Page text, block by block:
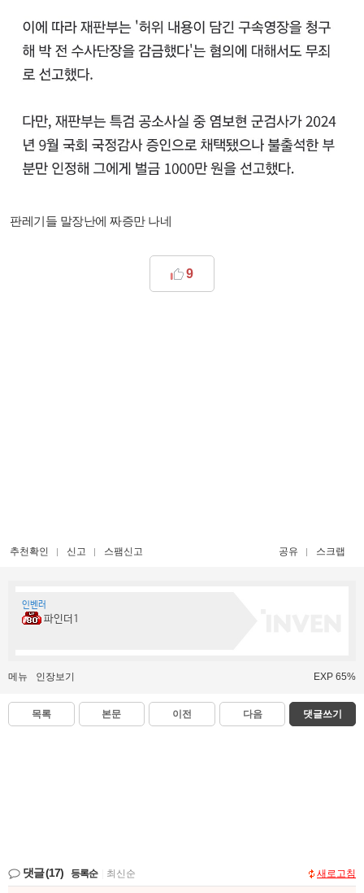
판레기들 말장난에 짜증만 나네
9
추천확인 신고 스팸신고 공유 스크랩
인벤러
파인더1
메뉴 인장보기 EXP 65%
목록 본문 이전 다음 댓글쓰기
댓글(17) 등록순 최신순 새로고침